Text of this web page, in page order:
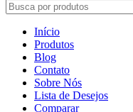
Início
Produtos
Blog
Contato
Sobre Nós
Lista de Desejos
Comparar